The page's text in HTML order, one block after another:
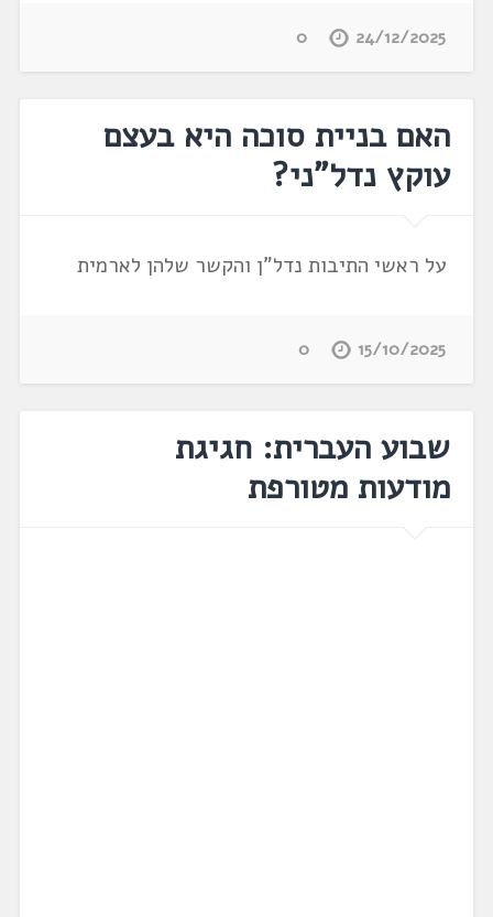
24/12/2025
0
האם בניית סוכה היא בעצם
עוקץ נדל"ני?
על ראשי התיבות נדל"ן והקשר שלהן לארמית
15/10/2025
0
שבוע העברית: חגיגת
מודעות מטורפת